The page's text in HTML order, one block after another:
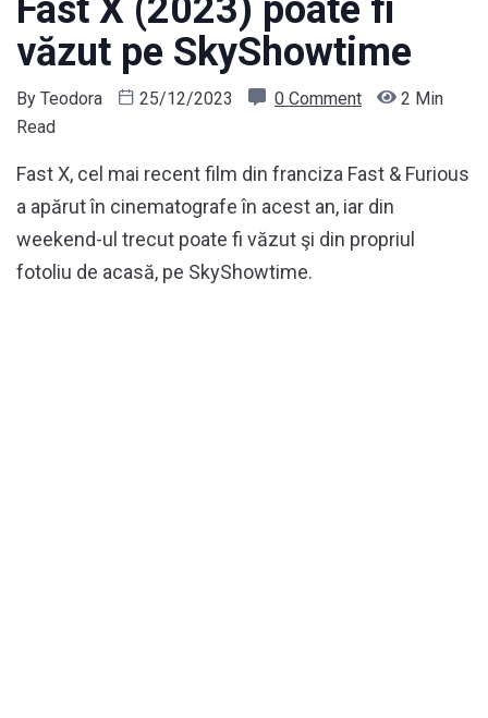
Fast X (2023) poate fi
văzut pe SkyShowtime
By Teodora 25/12/2023 0 Comment
2 Min
Read
Fast X, cel mai recent film din franciza Fast & Furious
a apărut în cinematografe în acest an, iar din
weekend-ul trecut poate fi văzut şi din propriul
fotoliu de acasă, pe SkyShowtime.